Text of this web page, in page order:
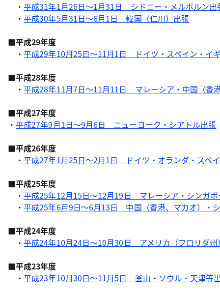
・平成31年1月26日～1月31日 シドニー・メルボルン出
・平成30年5月31日～6月1日 韓国（仁川）出張
■平成29年度
・平成29年10月25日～11月1日 ドイツ・スペイン・イ
■平成28年度
・平成28年11月7日～11月11日 マレーシア・中国（香
■平成27年度
・平成27年9月1日～9月6日 ニューヨーク・シアトル出張
■平成26年度
・平成27年1月25日～2月1日 ドイツ・オランダ・スペ
■平成25年度
・平成25年12月15日～12月19日 マレーシア・シンガ
・平成25年6月9日～6月13日 中国（香港、マカオ）・
■平成24年度
・平成24年10月24日～10月30日 アメリカ（フロリダ州
■平成23年度
・平成23年10月30日～11月5日 釜山・ソウル・天津等